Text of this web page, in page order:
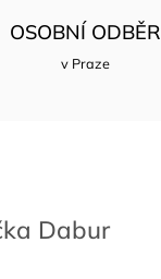
OSOBNÍ ODBĚR
v Praze
Dabur